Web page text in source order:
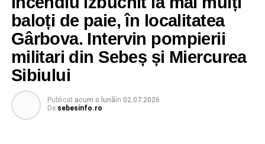
baloți de paie, în localitatea
Gârbova. Intervin pompierii
militari din Sebeș și Miercurea
Sibiului
Publicat acum o lunăîn 02.07.2026
De sebesinfo.ro